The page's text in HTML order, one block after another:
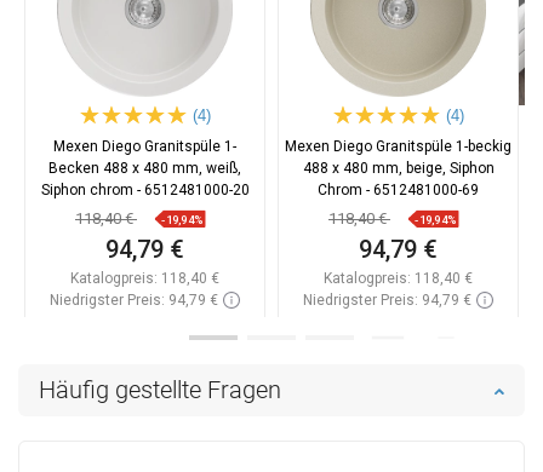
Häufig gestellte Fragen
(4)
Mexen Diego Granitspüle 1-
Becken 488 x 480 mm, weiß,
Siphon chrom - 6512481000-20
118,40 € -19,94%
94,79 €
Katalogpreis: 118,40 €
Niedrigster Preis: 94,79 €
(4)
Mexen Diego Granitspüle 1-beckig
488 x 480 mm, beige, Siphon
Chrom - 6512481000-69
118,40 € -19,94%
94,79 €
Katalogpreis: 118,40 €
Niedrigster Preis: 94,79 €